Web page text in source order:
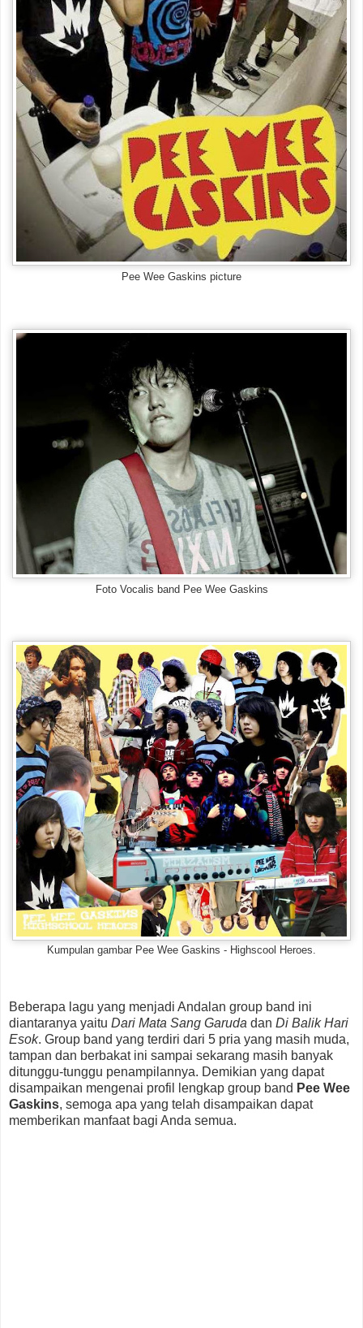
Pee Wee Gaskins picture
Foto Vocalis band Pee Wee Gaskins
Kumpulan gambar Pee Wee Gaskins - Highscool Heroes.
Beberapa lagu yang menjadi Andalan group band ini
diantaranya yaitu Dari Mata Sang Garuda dan Di Balik Hari
Esok. Group band yang terdiri dari 5 pria yang masih muda,
tampan dan berbakat ini sampai sekarang masih banyak
ditunggu-tunggu penampilannya. Demikian yang dapat
disampaikan mengenai profil lengkap group band Pee Wee
Gaskins, semoga apa yang telah disampaikan dapat
memberikan manfaat bagi Anda semua.